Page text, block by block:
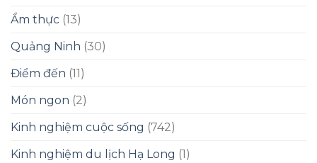
Ẩm thực (13)
Quảng Ninh (30)
Điểm đến (11)
Món ngon (2)
Kinh nghiệm cuộc sống (742)
Kinh nghiệm du lịch Hạ Long (1)